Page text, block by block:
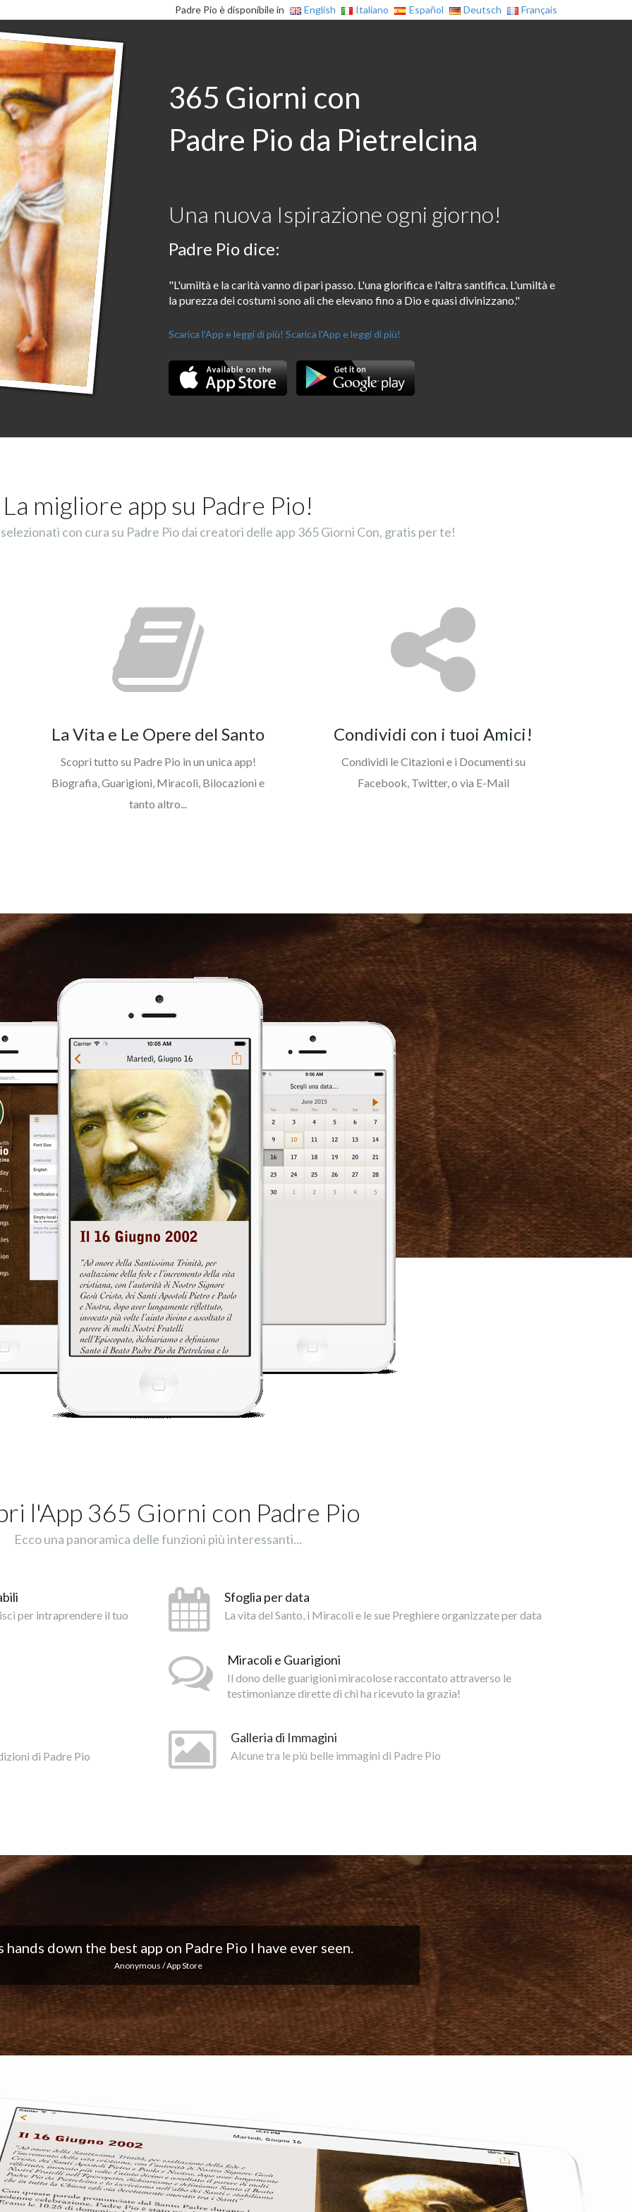
Padre Pio è disponibile in English Italiano Español Deutsch Français
365 Giorni con
Padre Pio da Pietrelcina
Una nuova Ispirazione ogni giorno!
Padre Pio dice:
"L'umiltà e la carità vanno di pari passo. L'una glorifica e l'altra santifica. L'umiltà e
la purezza dei costumi sono ali che elevano fino a Dio e quasi divinizzano."
Scarica l'App e leggi di più! Scarica l'App e leggi di più!
La migliore app su Padre Pio!
con cura su Padre Pio dai creatori delle app 365 Giorni Con, gratis per te!
La Vita e Le Opere del Santo
Scopri tutto su Padre Pio in un unica app!
Biografia, Guarigioni, Miracoli, Bilocazioni e
tanto altro...
Condividi con i tuoi Amici!
Condividi le Citazioni e i Documenti su
Facebook, Twitter, o via E-Mail
l'App 365 Giorni con Padre Pio
Ecco una panoramica delle funzioni più interessanti...
per intraprendere il tuo
di Padre Pio
Sfoglia per data
La vita del Santo, i Miracoli e le sue Preghiere organizzate per data
Miracoli e Guarigioni
Il dono delle guarigioni miracolose raccontato attraverso le
testimonianze dirette di chi ha ricevuto la grazia!
Galleria di Immagini
Alcune tra le più belle immagini di Padre Pio
I love the notifications every day... Keep up the good work!